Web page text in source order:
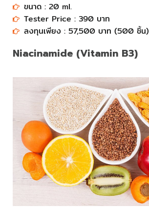
ขนาด : 20 ml.
Tester Price : 390 บาท
ลงทุนเพียง : 57,500 บาท (500 ชิ้น)
Niacinamide (Vitamin B3)